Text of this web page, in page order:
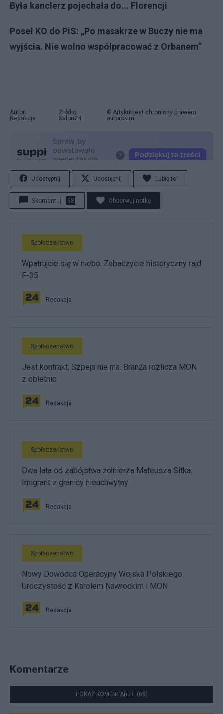
Była kanclerz pojechała do... Florencji
Poseł KO do PiS: „Po masakrze w Buczy nie ma
wyjścia. Nie wolno współpracować z Orbanem”
Autor:
Redakcja
Źródło:
Salon24
© Artykuł jest chroniony prawem
autorskim.
Udostępnij Udostępnij Lubię to!
Skomentuj 68 Obserwuj notkę
Społeczeństwo
Wpatrujcie się w niebo. Zobaczycie historyczny rajd
F-35
Redakcja
Społeczeństwo
Jest kontrakt, Szpeja nie ma. Branża rozlicza MON
z obietnic
Redakcja
Społeczeństwo
Dwa lata od zabójstwa żołnierza Mateusza Sitka.
Imigrant z granicy nieuchwytny
Redakcja
Społeczeństwo
Nowy Dowódca Operacyjny Wojska Polskiego.
Uroczystość z Karolem Nawrockim i MON
Redakcja
Komentarze
POKAŻ KOMENTARZE (68)